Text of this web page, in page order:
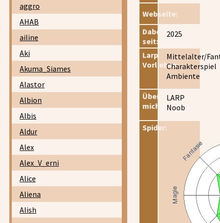
aggro
AHAB
ailine
Aki
Akuma_Siames
Alastor
Albion
Albis
Aldur
Alex
Alex_V_erni
Alice
Aliena
Alish
Webseite:
Dabei
seit:
2025
Larp
Vorlieben:
Mittelalter/
Charakterspiel
Ambiente
Über
mich:
LARP
Noob
Spider: